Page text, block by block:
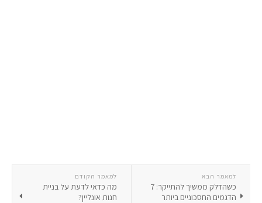
למאמר הקודם
מה כדאי לדעת על בניית
חנות אונליין?
למאמר הבא
כשהדלק ממשיך להתייקר: 7
הדגמים החסכוניים ביותר